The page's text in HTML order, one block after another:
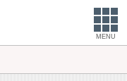
MENU